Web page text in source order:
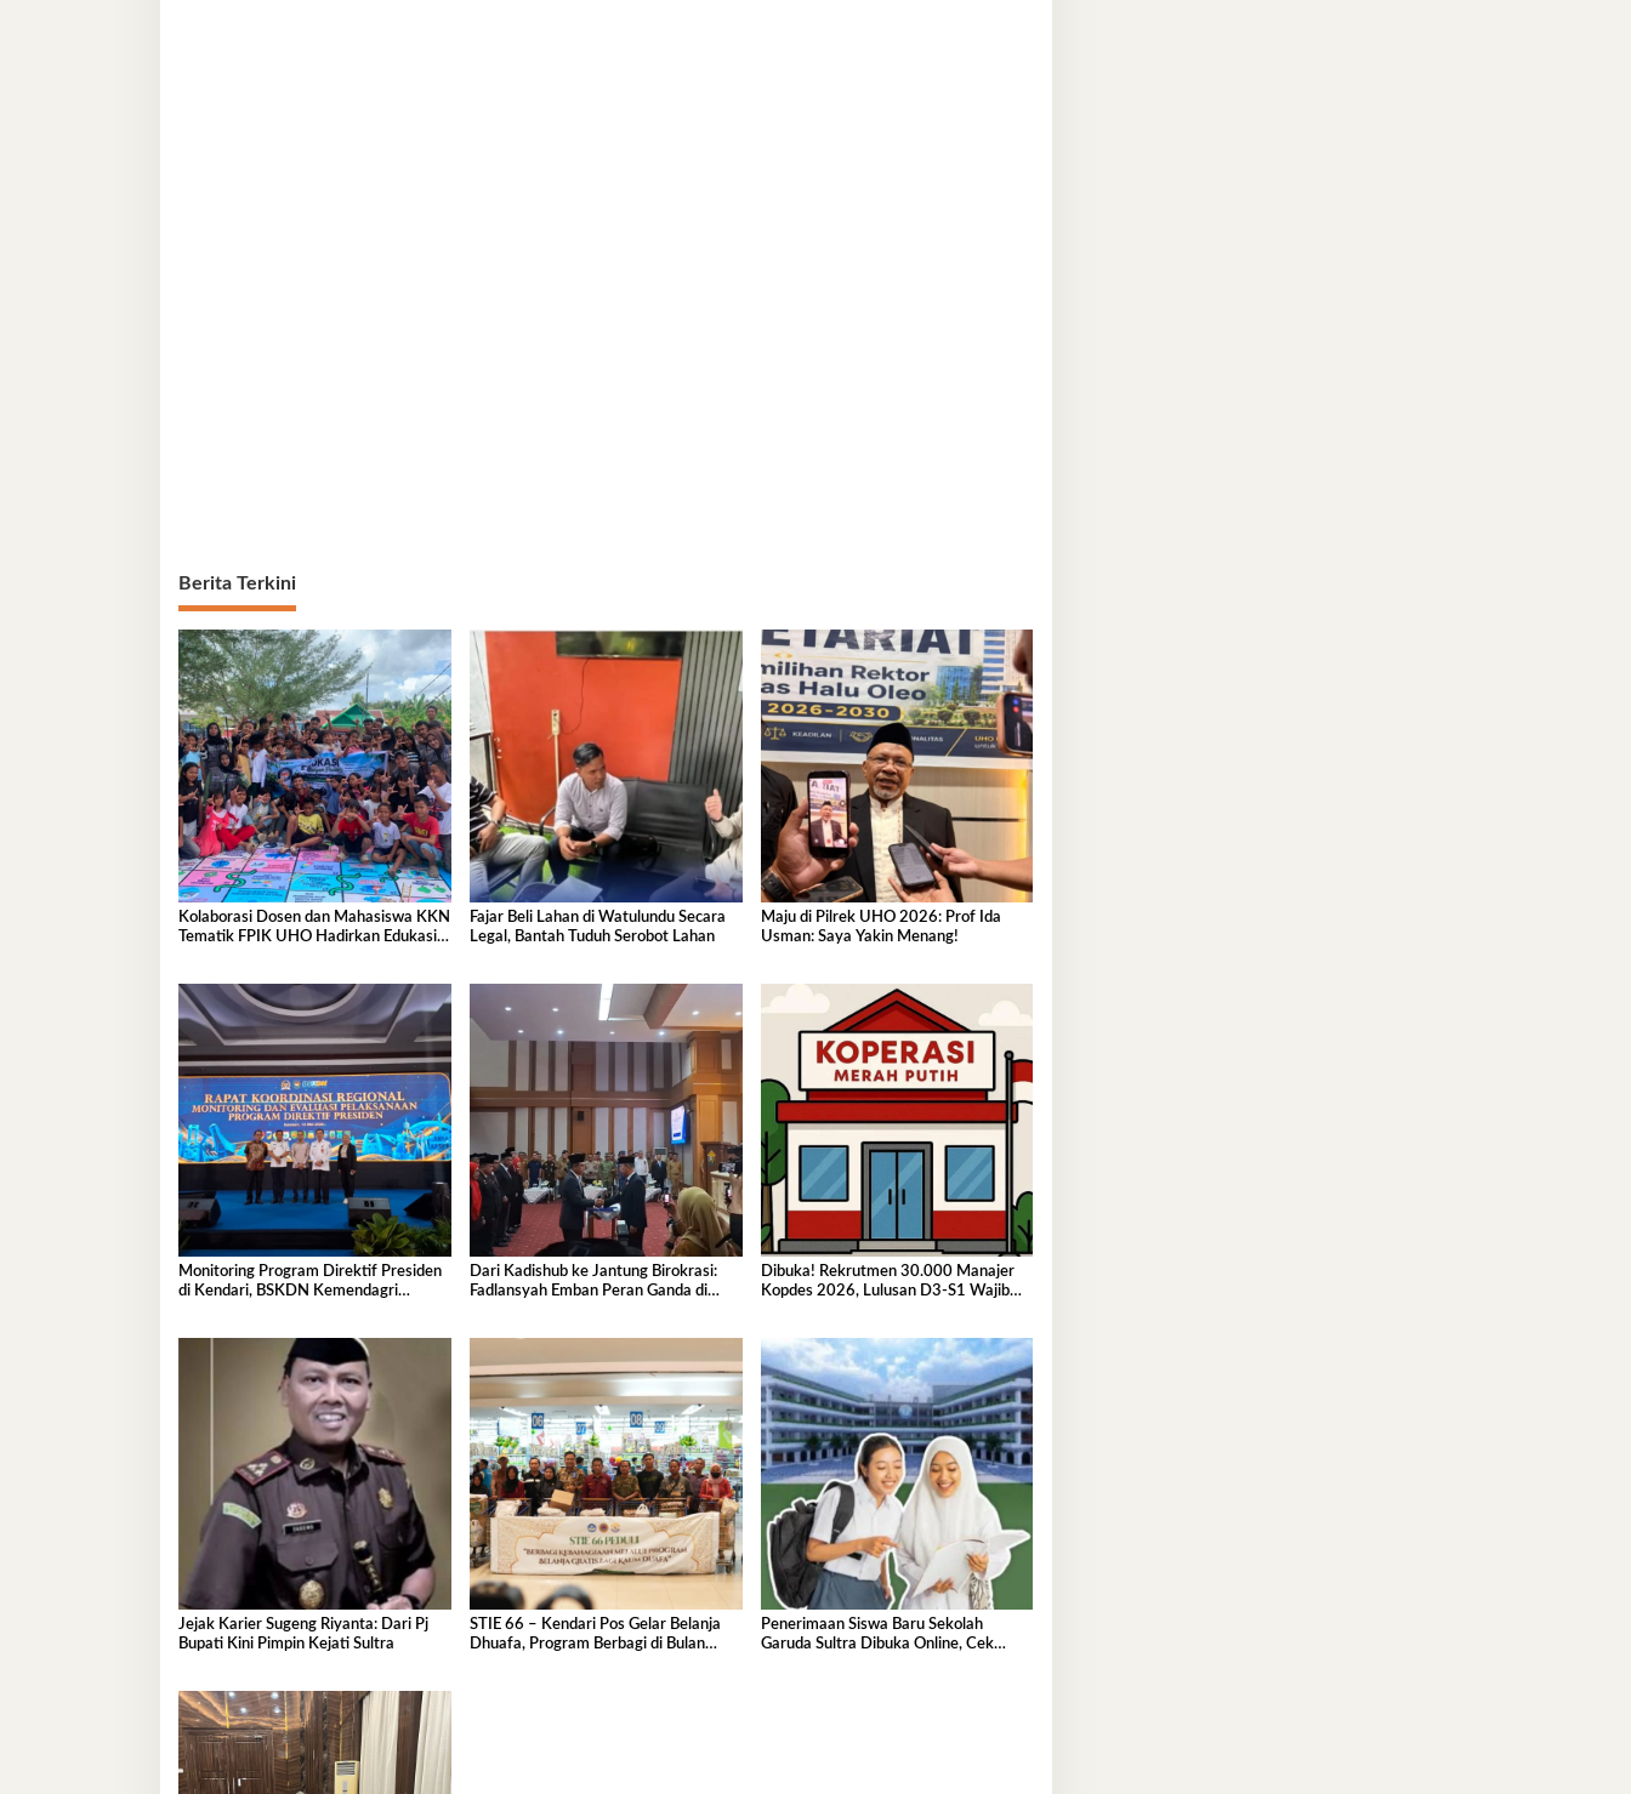
Berita Terkini
Kolaborasi Dosen dan Mahasiswa KKN
Tematik FPIK UHO Hadirkan Edukasi
Fajar Beli Lahan di Watulundu Secara
Legal, Bantah Tuduh Serobot Lahan
Maju di Pilrek UHO 2026: Prof Ida
Usman: Saya Yakin Menang!
Monitoring Program Direktif Presiden
di Kendari, BSKDN Kemendagri
Dari Kadishub ke Jantung Birokrasi:
Fadlansyah Emban Peran Ganda di
Dibuka! Rekrutmen 30.000 Manajer
Kopdes 2026, Lulusan D3-S1 Wajib
Jejak Karier Sugeng Riyanta: Dari Pj
Bupati Kini Pimpin Kejati Sultra
STIE 66 – Kendari Pos Gelar Belanja
Dhuafa, Program Berbagi di Bulan
Penerimaan Siswa Baru Sekolah
Garuda Sultra Dibuka Online, Cek